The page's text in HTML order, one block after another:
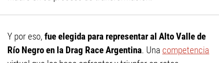
Y por eso, fue elegida para representar al Alto Valle de
Río Negro en la Drag Race Argentina. Una competencia